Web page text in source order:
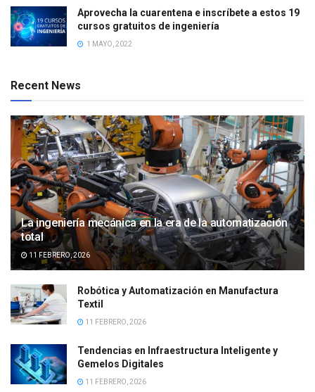
Aprovecha la cuarentena e inscríbete a estos 19
cursos gratuitos de ingeniería
1 MAYO, 2022
Recent News
La ingeniería mecánica en la era de la automatización
total
11 FEBRERO, 2026
Robótica y Automatización en Manufactura
Textil
11 FEBRERO, 2026
Tendencias en Infraestructura Inteligente y
Gemelos Digitales
11 FEBRERO, 2026